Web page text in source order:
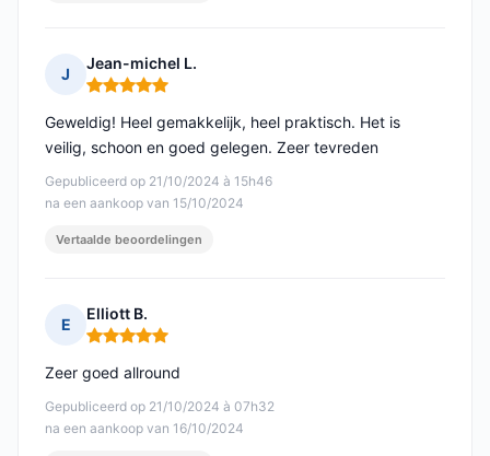
J
Jean-michel L.
Opmerking: 5 van 5
Gepubliceerd op 21/10/2024 à 15h46
na een aankoop van 15/10/2024
Geweldig! Heel gemakkelijk, heel praktisch. Het is
veilig, schoon en goed gelegen. Zeer tevreden
Vertaalde beoordelingen
E
Elliott B.
Opmerking: 5 van 5
Gepubliceerd op 21/10/2024 à 07h32
na een aankoop van 16/10/2024
Zeer goed allround